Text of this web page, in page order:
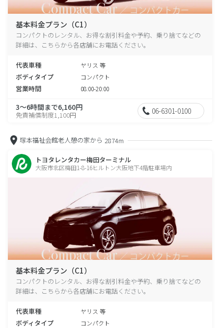
基本料金プラン（C1）
コンパクトのレンタル、お得な割引料金や予約、乗り捨てなどの
詳細は、こちらから各店舗にお電話ください。
代表車種 ヤリス 等
ボディタイプ コンパクト
営業時間 08:00-20:00
3～6時間まで6,160円
免責補償制度1,100円 06-6301-0100
塚本福祉会館老人憩の家から 2874m
トヨタレンタカー梅田ターミナル
大阪市北区梅田1-8-16ヒルトン大阪地下4階駐車場内
基本料金プラン（C1）
コンパクトのレンタル、お得な割引料金や予約、乗り捨てなどの
詳細は、こちらから各店舗にお電話ください。
代表車種 ヤリス 等
ボディタイプ コンパクト